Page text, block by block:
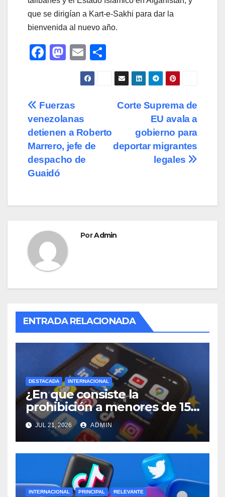
que se dirigían a Kart-e-Sakhi para dar la
bienvenida al nuevo año.
F
e
b
o
o
k
M
o
d
o
n
E
m
ail
o
m
tir
Navegación
de
entradas
Corte Suprema de
EU avala a
gobierno para
deportar migrantes
legales
Fuerzas
venezolanas
detienen a Roberto
Marrero, jefe de
despacho de
Guaidó
PorAdmin
ENTRADA RELACIONADA
DESTACADA INTERNACIONAL
¿En que consiste la
prohibición a menores de 15
años acceso a redes sociales
en Francia?
JUL 21, 2026 ADMIN
INTERNACIONAL PRINCIPAL RELEVANTE